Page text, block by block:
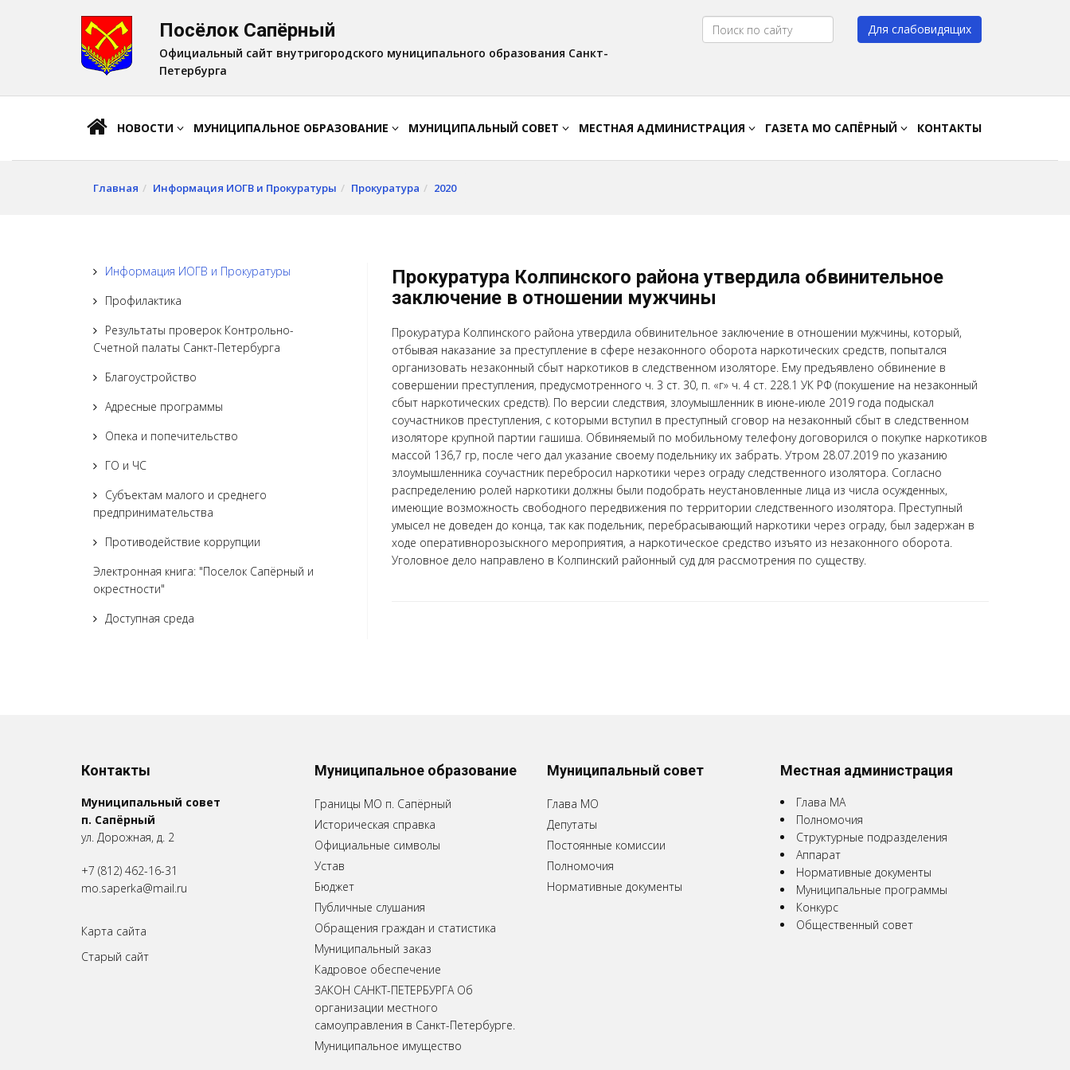
Шрифт:
A A Цвет:A A A A
Посёлок Сапёрный
Официальный сайт внутригородского муниципального образования Санкт-
Петербурга
Для слабовидящих
НОВОСТИ МУНИЦИПАЛЬНОЕ ОБРАЗОВАНИЕ МУНИЦИПАЛЬНЫЙ СОВЕТ МЕСТНАЯ АДМИНИСТРАЦИЯ ГАЗЕТА МО САПЁРНЫЙ КОНТАКТЫ
Главная Информация ИОГВ и Прокуратуры Прокуратура 2020
Информация ИОГВ и Прокуратуры
Профилактика
Результаты проверок Контрольно-
Счетной палаты Санкт-Петербурга
Благоустройство
Адресные программы
Опека и попечительство
ГО и ЧС
Субъектам малого и среднего
предпринимательства
Противодействие коррупции
Электронная книга: "Поселок Сапёрный и
окрестности"
Доступная среда
Прокуратура Колпинского района утвердила обвинительное
заключение в отношении мужчины
Прокуратура Колпинского района утвердила обвинительное заключение в отношении мужчины, который,
отбывая наказание за преступление в сфере незаконного оборота наркотических средств, попытался
организовать незаконный сбыт наркотиков в следственном изоляторе. Ему предъявлено обвинение в
совершении преступления, предусмотренного ч. 3 ст. 30, п. «г» ч. 4 ст. 228.1 УК РФ (покушение на незаконный
сбыт наркотических средств). По версии следствия, злоумышленник в июне-июле 2019 года подыскал
соучастников преступления, с которыми вступил в преступный сговор на незаконный сбыт в следственном
изоляторе крупной партии гашиша. Обвиняемый по мобильному телефону договорился о покупке наркотиков
массой 136,7 гр, после чего дал указание своему подельнику их забрать. Утром 28.07.2019 по указанию
злоумышленника соучастник перебросил наркотики через ограду следственного изолятора. Согласно
распределению ролей наркотики должны были подобрать неустановленные лица из числа осужденных,
имеющие возможность свободного передвижения по территории следственного изолятора. Преступный
умысел не доведен до конца, так как подельник, перебрасывающий наркотики через ограду, был задержан в
ходе оперативнорозыскного мероприятия, а наркотическое средство изъято из незаконного оборота.
Уголовное дело направлено в Колпинский районный суд для рассмотрения по существу.
Контакты
Муниципальный совет
п. Сапёрный
ул. Дорожная, д. 2
+7 (812) 462-16-31
mo.saperka@mail.ru
Карта сайта
Старый сайт
Муниципальное образование
Границы МО п. Сапёрный
Историческая справка
Официальные символы
Устав
Бюджет
Публичные слушания
Обращения граждан и статистика
Муниципальный заказ
Кадровое обеспечение
ЗАКОН САНКТ-ПЕТЕРБУРГА Об
организации местного
самоуправления в Санкт-Петербурге.
Муниципальное имущество
Муниципальный совет
Глава МО
Депутаты
Постоянные комиссии
Полномочия
Нормативные документы
Местная администрация
Глава МА
Полномочия
Структурные подразделения
Аппарат
Нормативные документы
Муниципальные программы
Конкурс
Общественный совет